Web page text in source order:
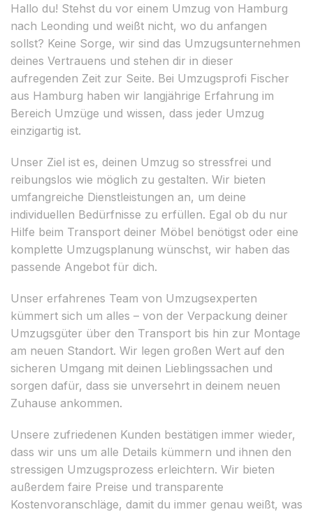
Hallo du! Stehst du vor einem Umzug von Hamburg
nach Leonding und weißt nicht, wo du anfangen
sollst? Keine Sorge, wir sind das Umzugsunternehmen
deines Vertrauens und stehen dir in dieser
aufregenden Zeit zur Seite. Bei Umzugsprofi Fischer
aus Hamburg haben wir langjährige Erfahrung im
Bereich Umzüge und wissen, dass jeder Umzug
einzigartig ist.
Unser Ziel ist es, deinen Umzug so stressfrei und
reibungslos wie möglich zu gestalten. Wir bieten
umfangreiche Dienstleistungen an, um deine
individuellen Bedürfnisse zu erfüllen. Egal ob du nur
Hilfe beim Transport deiner Möbel benötigst oder eine
komplette Umzugsplanung wünschst, wir haben das
passende Angebot für dich.
Unser erfahrenes Team von Umzugsexperten
kümmert sich um alles – von der Verpackung deiner
Umzugsgüter über den Transport bis hin zur Montage
am neuen Standort. Wir legen großen Wert auf den
sicheren Umgang mit deinen Lieblingssachen und
sorgen dafür, dass sie unversehrt in deinem neuen
Zuhause ankommen.
Unsere zufriedenen Kunden bestätigen immer wieder,
dass wir uns um alle Details kümmern und ihnen den
stressigen Umzugsprozess erleichtern. Wir bieten
außerdem faire Preise und transparente
Kostenvoranschläge, damit du immer genau weißt, was